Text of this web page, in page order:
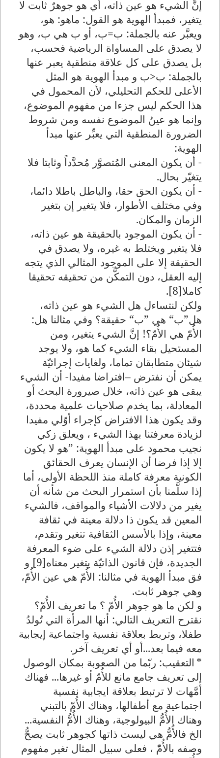
إنَّ الشيء هو عين ذاته، أي هو جوهرٌ ثابت لا
يتغير، فمبدأ الهوية هو القول: ماهو: هو،
ويعبَّر عنه بالجملة: ب=ب، أو ب هي ب، وهو
لا يصدق على المساواة الرياضية فحسب،
بل يصدق على كل علاقة منطقية يعبر عنها
بالجملة: ب>ب و مبدأ الهوية هو المثل
الأعلى للحكم التحليلي، لأن المحمول في
هذا الحكم ليس جزءا من مفهوم الموضوع،
وإنما هو عينُ الموضوع نفسه ومن شروط
الضرورة المنطقية التي يعبِّر عنها مبدأ
الهوية:
- أن يكون المعنى المُتصوَّر مُحدَّداً وثابتا فلا
يتغيّر بحال.
- أن يكون الحق حقا، والباطل باطلا دائما،
وفي مختلف الأطوار، فلا يتغير إن بتغير
الزمان والمكان.
- أن يكون الموجود بالحقيقة هو عين ذاته،
فلا يتغير ويختلط به غيره، ولا يصدق في
الحقيقة إلا على الموجود المثالي الذي يتجه
إليه العقل، دون التمكُّن من تحقيقه تحقيقا
كاملا[8]
.
ولكن لنتساءل هل الشيء هو عين ذاته،
هل”ب“ هي ”ب“ حقيقة؟ وفي مثالنا هل:
الأُمّ هي الأُمّ؟! إنَّ الشيء يتغير، ومن
المستحيل بقاء الشيء كما هو، ولا يوجد
شيئان متطابقان تماما، ولغايات إجرائيّة
يمكن أن نفترض –افتراضا مفيدا- أن الشيء
يبقى هو عين ذاته، خلال صيرورة البحث أو
المعادلة، بما يخدم صلاحيات علمية محددة،
وقد يكون هذا الافتراض كإجراء أوّلي مفيدا
لزيادة معرفتنا بهذا الشيء ، ويعلق زكي
نجيب محمود على مبدأ الهوية: ”هو لا يكون
إلا إذا فرضا أن الإنسان يعرف الحقائق
الكونية معرفة كاملة منذ اللحظة الأولى، أما
إذا سلَّمنا بأن استمرار البحث من شأنه أن
يغير من دلالات الأشياء والمواقف، فالشيء
المعين قد يكون ذا دلالة معينة في ثقافة
معينة، وإذا بالأسس الثقافية تتغير وتقدم،
فتتغير إذن دلالة الشيء على ضوء المعرفة
الجديدة، فإن قانون الذاتيّة يتغير معناه[9] و
فق مبدأ الهوية في مثالنا: الأُمّ هي عين الأُمّ،
وهي جوهر ثابت.
و لكن ما هو جوهر الأُمّ ؟ ما تعريف الأُمّ؟
نقترح التعريف التالي: أنها المرأة التي تُولدُ
طفلا، وتربط بعلاقة نفسية واجتماعية إيجابية
معه فيما بعد...أو أي تعريف آخر.
* التعقيب: ربّما من الصعوبة بمكان الوصول
إلى تعريف جامع مانع للأُمّ أو غيرها... فهناك
أمَّهات لا ترتبط بعلاقة ايجابية نفسية
اجتماعية مع أطفالها، وهناك الأُمّ بالتبني
وهناك الأُمُّ البيولوجية، وهناك الأُمُّ النفسية...
الخ فالأُمُّ هي ليست ذاتها كجوهر ثابت يصحُّ
وصفه بالأُمّْ ، فعلى سبيل المثال تغير مفهوم